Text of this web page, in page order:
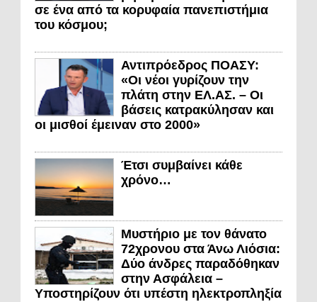
σε ένα από τα κορυφαία πανεπιστήμια
του κόσμου;
Αντιπρόεδρος ΠΟΑΣΥ:
«Οι νέοι γυρίζουν την
πλάτη στην ΕΛ.ΑΣ. – Οι
βάσεις κατρακύλησαν και
οι μισθοί έμειναν στο 2000»
Έτσι συμβαίνει κάθε
χρόνο…
Μυστήριο με τον θάνατο
72χρονου στα Άνω Λιόσια:
Δύο άνδρες παραδόθηκαν
στην Ασφάλεια –
Υποστηρίζουν ότι υπέστη ηλεκτροπληξία